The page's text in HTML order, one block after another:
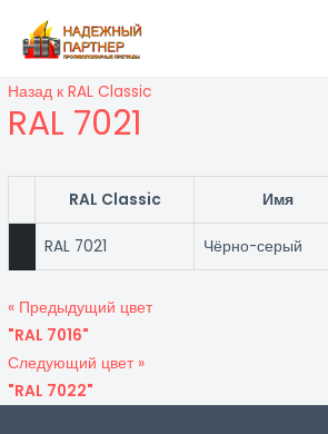
Назад к RAL Classic
RAL 7021
RAL Classic Имя
RAL 7021 Чёрно-серый
« Предыдущий цвет
"RAL 7016"
Следующий цвет »
"RAL 7022"